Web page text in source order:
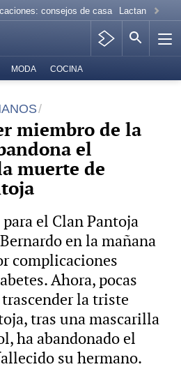
consejos de casa Lactancia
MODA COCINA
miembro de la
el
muerte de
el Clan Pantoja
en la mañana
complicaciones
Ahora, pocas
la triste
tras una mascarilla
ha abandonado el
su hermano.